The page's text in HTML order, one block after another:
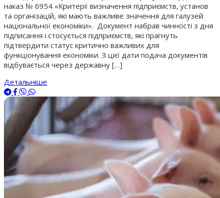
наказ № 6954 «Критерії визначення підприємств, установ
та організацій, які мають важливе значення для галузей
національної економіки». Документ набрав чинності з дня
підписання і стосується підприємств, які прагнуть
підтвердити статус критично важливих для
функціонування економіки. З цієї дати подача документів
відбувається через державну […]
Детальніше